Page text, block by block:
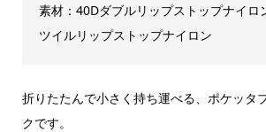
素材：40Dダブルリップストップナイロ
ツイルリップストップナイロン
折りたたんで小さく持ち運べる、ポケッタ
クです。